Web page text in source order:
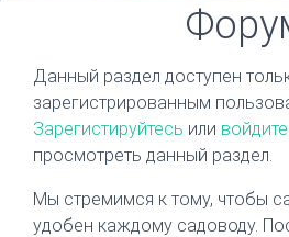
Данный раздел доступен
зарегистрированным
Зарегистируйтесь или
просмотреть данный раздел.
Мы стремимся к тому, чтобы
удобен каждому садоводу.